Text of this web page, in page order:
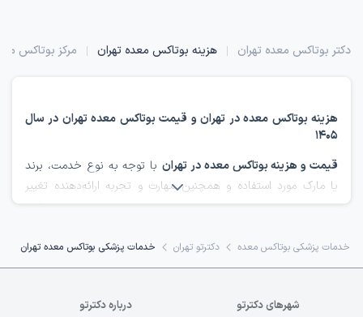
دکتر بوتاکس معده تهران هزینه بوتاکس معده تهران مرکز بوتاکس
درمانگاه بوتاکس
هزینه بوتاکس معده در تهران و قیمت بوتاکس معده تهران در سال
1405
قیمت و هزینه بوتاکس معده در تهران با توجه به نوع خدمت، برند
یا مارک مورد استفاده و همچنین مهارت و تجربه ارائه‌دهنده تغییر
می‌کند. اما به‌طور کلی هزینه بوتاکس معده در تهران بین 12,800,000
شما در این صفحه می‌توانید لیست بهترین ارائه‌دهندگان خدمات
بوتاکس معده تهران را ببینید، قیمت‌ها را با هم مقایسه کنید، هزینه
ببینید و خرید کنید. همچنین امکان مشاهده نظرات و تجربیات سایر
خدمات پزشکی بوتاکس معده دکترتو تهران خدمات پزشکی بوتاکس معده تهران
شهرهای دکترتو
درباره دکترتو